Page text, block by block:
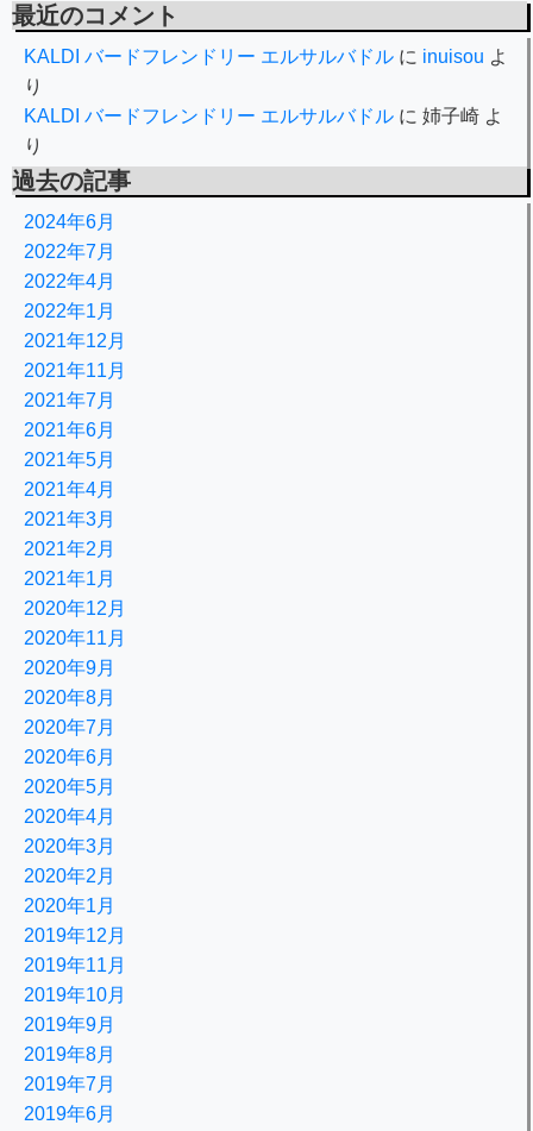
最近のコメント
KALDI バードフレンドリー エルサルバドル に inuisou よ
り
KALDI バードフレンドリー エルサルバドル に 姉子崎 よ
り
過去の記事
2024年6月
2022年7月
2022年4月
2022年1月
2021年12月
2021年11月
2021年7月
2021年6月
2021年5月
2021年4月
2021年3月
2021年2月
2021年1月
2020年12月
2020年11月
2020年9月
2020年8月
2020年7月
2020年6月
2020年5月
2020年4月
2020年3月
2020年2月
2020年1月
2019年12月
2019年11月
2019年10月
2019年9月
2019年8月
2019年7月
2019年6月